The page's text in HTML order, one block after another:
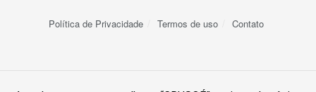
Política de Privacidade Termos de uso Contato